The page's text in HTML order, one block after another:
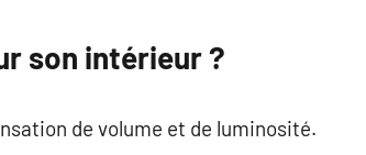
son intérieur ?
de volume et de luminosité.